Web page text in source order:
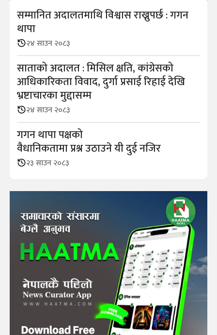
सम्मानित अदालतमाथि विश्वास राख्नुपर्छ : गगन
थापा
२४ साउन २०८३
साताको अदालत : मिसिल क्षति, कांग्रेसको
आधिकारिकता विवाद, दुर्गा प्रसाई रिहाई देखि
भ्रष्टाचारका मुद्दासम्म
२४ साउन २०८३
गगन थापा पक्षको
वैधानिकतामा प्रश्न उठाउने यी दुई नजिर
२३ साउन २०८३